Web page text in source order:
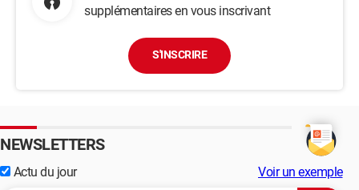
supplémentaires en vous inscrivant
S'INSCRIRE
NEWSLETTERS
Actu du jour Voir un exemple